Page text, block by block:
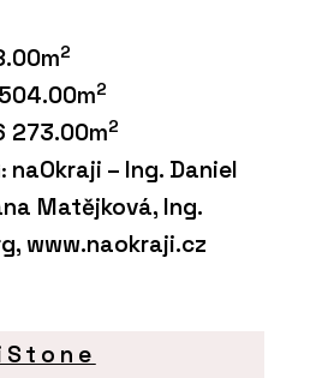
2
504.00m2
273.00m2
naOkraji – Ing. Daniel
Matějková, Ing.
www.naokraji.cz